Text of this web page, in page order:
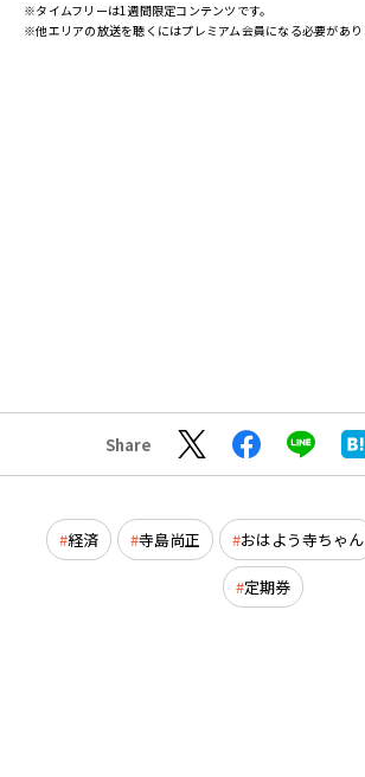
※タイムフリーは1週間限定コンテンツです。
※他エリアの放送を聴くにはプレミアム会員になる必要があり
Share
経済 寺島尚正 おはよう寺ちゃん
定期券